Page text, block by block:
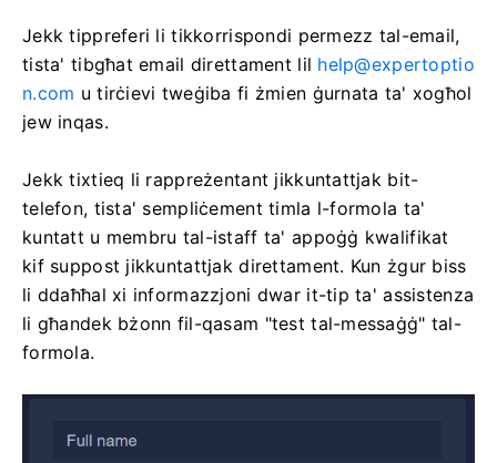
Jekk tippreferi li tikkorrispondi permezz tal-email,
tista' tibgħat email direttament lil help@expertoptio
n.com u tirċievi tweġiba fi żmien ġurnata ta' xogħol
jew inqas.
Jekk tixtieq li rappreżentant jikkuntattjak bit-
telefon, tista' sempliċement timla l-formola ta'
kuntatt u membru tal-istaff ta' appoġġ kwalifikat
kif suppost jikkuntattjak direttament. Kun żgur biss
li ddaħħal xi informazzjoni dwar it-tip ta' assistenza
li għandek bżonn fil-qasam "test tal-messaġġ" tal-
formola.